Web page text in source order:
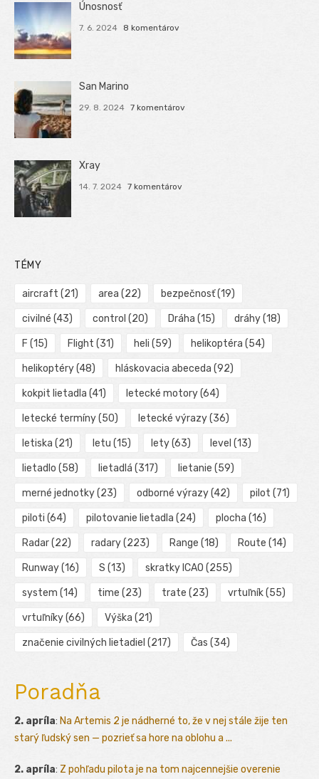
Únosnosť
7. 6. 2024 8 komentárov
San Marino
29. 8. 2024 7 komentárov
Xray
14. 7. 2024 7 komentárov
TÉMY
aircraft (21) area (22) bezpečnosť(19)
civilné (43) control (20) Dráha (15) dráhy(18)
F (15) Flight (31) heli (59) helikoptéra (54)
helikoptéry(48) hláskovacia abeceda (92)
kokpit lietadla (41) letecké motory(64)
letecké termíny(50) letecké výrazy(36)
letiska (21) letu (15) lety(63) level (13)
lietadlo (58) lietadlá (317) lietanie (59)
merné jednotky(23) odborné výrazy(42) pilot (71)
piloti (64) pilotovanie lietadla (24) plocha (16)
Radar(22) radary(223) Range (18) Route (14)
Runway(16) S (13) skratky ICAO (255)
system (14) time (23) trate (23) vrtuľník(55)
vrtuľníky(66) Výška (21)
značenie civilných lietadiel (217) Čas (34)
Poradňa
2. apríla: Na Artemis 2 je nádherné to, že v nej stále žije ten
starý ľudský sen — pozrieť sa hore na oblohu a ...
2. apríla: Z pohľadu pilota je na tom najcennejšie overenie